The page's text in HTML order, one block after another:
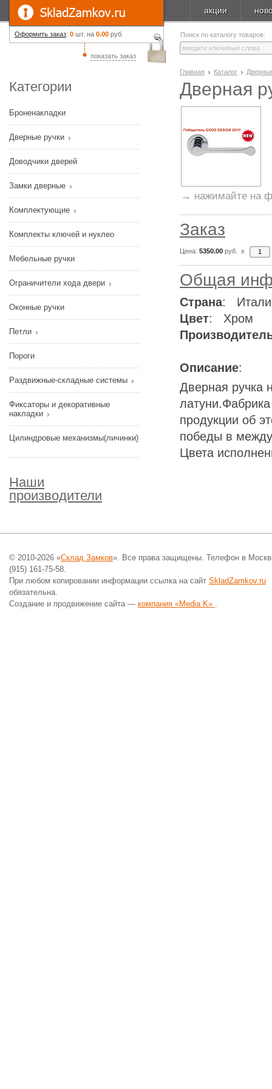
Оформить заказ: 0 шт. на 0.00 руб.
показать заказ
акции
Поиск по каталогу товаров:
Категории
Броненакладки
Дверные ручки
Доводчики дверей
Замки дверные
Комплектующие
Комплекты ключей и нуклео
Мебельные ручки
Ограничители хода двери
Оконные ручки
Петли
Пороги
Раздвижные-складные системы
Фиксаторы и декоративные
накладки
Цилиндровые механизмы(личинки)
Наши
производители
Главная Каталог
Дверная
→ нажимайте на
Заказ
Цена: 5350.00 руб. x
Общая
Страна:
Цвет: Хром
Описание:
Дверная ручка
продукции об
победы в
Цвета
© 2010-2026 «Склад Замков». Все права защищены. Телефон в
(915) 161-75-58.
При любом копировании информации ссылка на сайт SkladZamkov.ru
обязательна.
Создание и продвижение сайта — компания «Media K» .